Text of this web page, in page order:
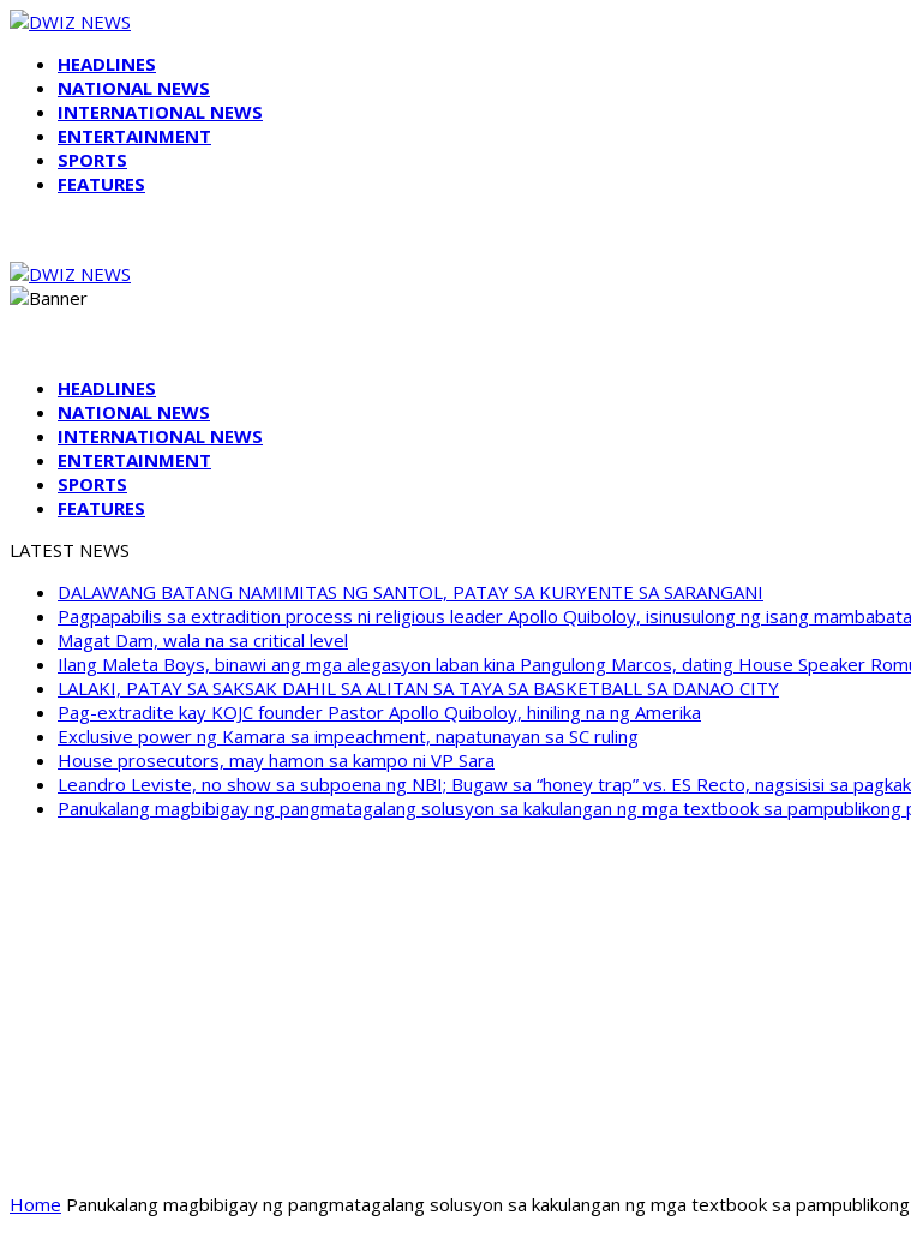
HEADLINES
NATIONAL NEWS
INTERNATIONAL NEWS
ENTERTAINMENT
SPORTS
FEATURES
HEADLINES
NATIONAL NEWS
INTERNATIONAL NEWS
ENTERTAINMENT
SPORTS
FEATURES
LATEST NEWS
DALAWANG BATANG NAMIMITAS NG SANTOL, PATAY SA KURYENTE SA SARANGANI
Pagpapabilis sa extradition process ni religious leader Apollo Quiboloy, isinusulong ng isang
Magat Dam, wala na sa critical level
Ilang Maleta Boys, binawi ang mga alegasyon laban kina Pangulong Marcos, dating House Speaker
LALAKI, PATAY SA SAKSAK DAHIL SA ALITAN SA TAYA SA BASKETBALL SA DANAO CITY
Pag-extradite kay KOJC founder Pastor Apollo Quiboloy, hiniling na ng Amerika
Exclusive power ng Kamara sa impeachment, napatunayan sa SC ruling
House prosecutors, may hamon sa kampo ni VP Sara
Leandro Leviste, no show sa subpoena ng NBI; Bugaw sa “honey trap” vs. ES Recto, nagsisisi sa
Panukalang magbibigay ng pangmatagalang solusyon sa kakulangan ng mga textbook sa pampublikong
Home Panukalang magbibigay ng pangmatagalang solusyon sa kakulangan ng mga textbook sa